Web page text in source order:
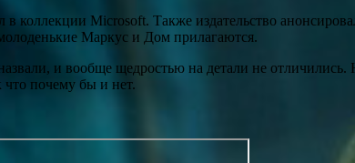
Microsoft. Также издательство
Маркус и Дом прилагаются.
и вообще щедростью на детали не
что почему бы и нет.